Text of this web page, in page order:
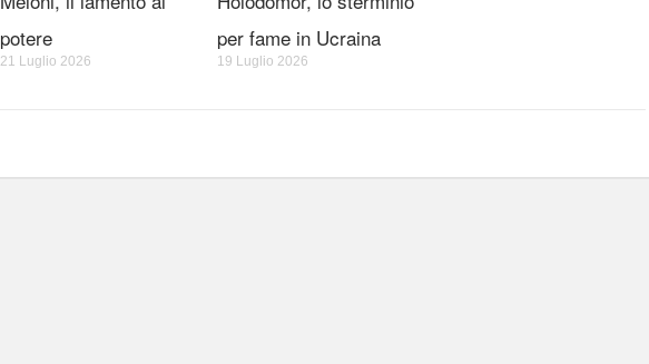
potere
21 Luglio 2026
per fame in Ucraina
19 Luglio 2026